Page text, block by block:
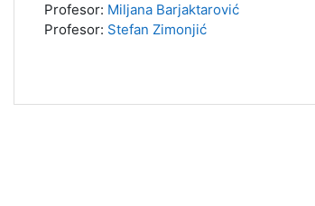
Profesor: Miljana Barjaktarović
Profesor: Stefan Zimonjić